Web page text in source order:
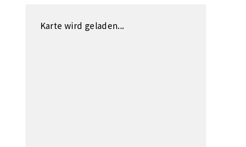
Karte wird geladen...